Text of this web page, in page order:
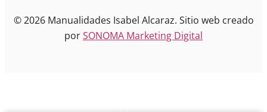
© 2026 Manualidades Isabel Alcaraz. Sitio web creado
porSONOMA Marketing Digital